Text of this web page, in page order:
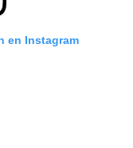
en Instagram